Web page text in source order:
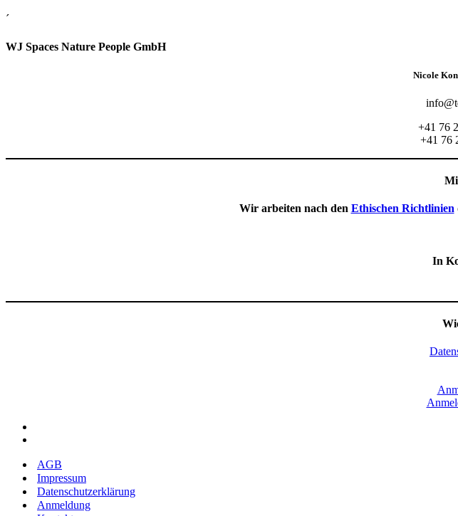
´
WJ Spaces Nature People GmbH
Nicole
+41 76
+41 76
Wir arbeiten nach den Ethischen Richtlinien
In
AGB
Impressum
Datenschutzerklärung
Anmeldung